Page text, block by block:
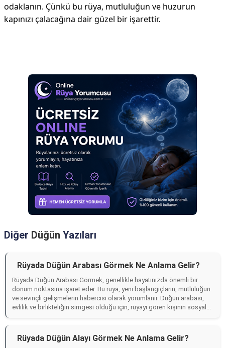
odaklanın. Çünkü bu rüya, mutluluğun ve huzurun
kapınızı çalacağına dair güzel bir işarettir.
Diğer Düğün Yazıları
Rüyada Düğün Arabası Görmek Ne Anlama Gelir?
Rüyada Düğün Arabası Görmek, genellikle hayatınızda önemli bir
dönüm noktasına işaret eder. Bu rüya, yeni başlangıçların, mutluluğun
ve sevinçli gelişmelerin habercisi olarak yorumlanır. Düğün arabası,
evlilik ve birlikteliğin simgesi olduğu için, rüyayı gören kişinin sosyal...
Rüyada Düğün Alayı Görmek Ne Anlama Gelir?